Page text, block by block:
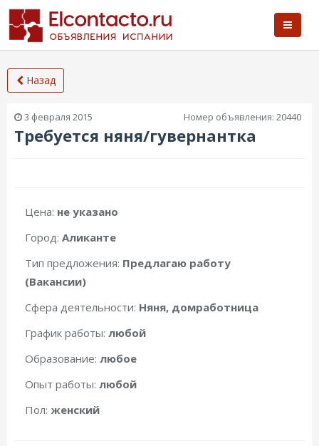
Назад
3 февраля 2015 Номер объявления: 20440
Требуется няня/гувернантка
Цена: не указано
Город: Аликанте
Тип предложения: Предлагаю работу
(Вакансии)
Сфера деятельности: Няня, домработница
График работы: любой
Образование: любое
Опыт работы: любой
Пол: женский